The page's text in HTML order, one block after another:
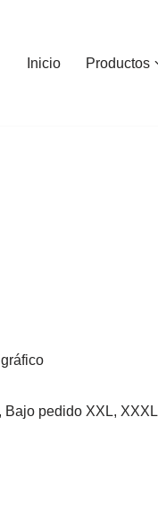
Inicio Productos
Bajo pedido XXL, XXXL